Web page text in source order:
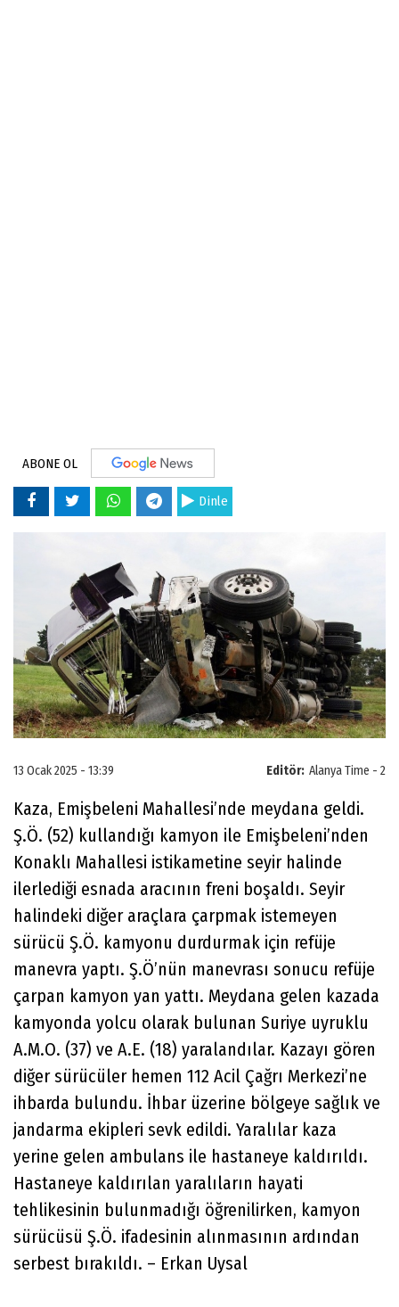
ABONE OL
Dinle
Editör: Alanya Time - 2
13 Ocak 2025 - 13:39
Kaza, Emişbeleni Mahallesi’nde meydana geldi.
Ş.Ö. (52) kullandığı kamyon ile Emişbeleni’nden
Konaklı Mahallesi istikametine seyir halinde
ilerlediği esnada aracının freni boşaldı. Seyir
halindeki diğer araçlara çarpmak istemeyen
sürücü Ş.Ö. kamyonu durdurmak için refüje
manevra yaptı. Ş.Ö’nün manevrası sonucu refüje
çarpan kamyon yan yattı. Meydana gelen kazada
kamyonda yolcu olarak bulunan Suriye uyruklu
A.M.O. (37) ve A.E. (18) yaralandılar. Kazayı gören
diğer sürücüler hemen 112 Acil Çağrı Merkezi’ne
ihbarda bulundu. İhbar üzerine bölgeye sağlık ve
jandarma ekipleri sevk edildi. Yaralılar kaza
yerine gelen ambulans ile hastaneye kaldırıldı.
Hastaneye kaldırılan yaralıların hayati
tehlikesinin bulunmadığı öğrenilirken, kamyon
sürücüsü Ş.Ö. ifadesinin alınmasının ardından
serbest bırakıldı. – Erkan Uysal